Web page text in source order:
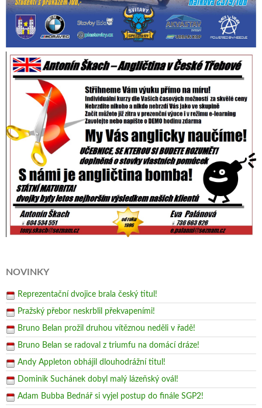
NOVINKY
Reprezentační dvojice brala český titul!
Pražský přebor neskrblil překvapeními!
Bruno Belan prožil druhou vítěznou neděli v řadě!
Bruno Belan se radoval z triumfu na domácí dráze!
Andy Appleton obhájil dlouhodrážní titul!
Dominik Suchánek dobyl malý lázeňský ovál!
Adam Bubba Bednář si vyjel postup do finále SGP2!